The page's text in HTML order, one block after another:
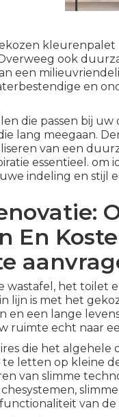
kleurenpalet
ook
een
en
die passen bij
lang meegaan.
van een
essentieel.
indeling en stijl
En
wastafel, het toilet
lijn is met het
en een lange
ruimte echt naar
die het
te letten op kleine
van slimme
van